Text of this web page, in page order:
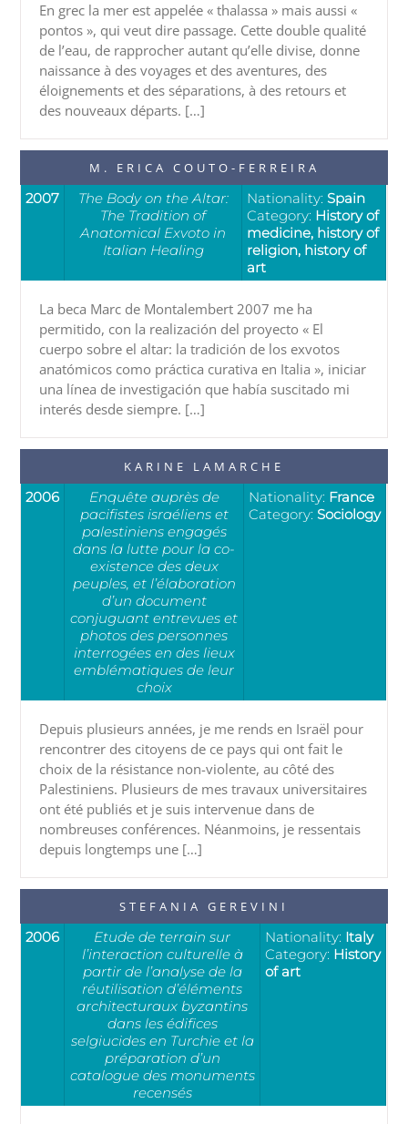
En grec la mer est appelée « thalassa » mais aussi «
pontos », qui veut dire passage. Cette double qualité
de l’eau, de rapprocher autant qu’elle divise, donne
naissance à des voyages et des aventures, des
éloignements et des séparations, à des retours et
des nouveaux départs. […]
M. ERICA COUTO-FERREIRA
2007
The Body on the Altar:
The Tradition of
Anatomical Exvoto in
Italian Healing
Nationality:Spain
Category: History of
medicine, history of
religion, history of
art
La beca Marc de Montalembert 2007 me ha
permitido, con la realización del proyecto « El
cuerpo sobre el altar: la tradición de los exvotos
anatómicos como práctica curativa en Italia », iniciar
una línea de investigación que había suscitado mi
interés desde siempre. […]
KARINE LAMARCHE
2006
Enquête auprès de
pacifistes israéliens et
palestiniens engagés
dans la lutte pour la co-
existence des deux
peuples, et l’élaboration
d’un document
conjuguant entrevues et
photos des personnes
interrogées en des lieux
emblématiques de leur
choix
Nationality: France
Category:Sociology
Depuis plusieurs années, je me rends en Israël pour
rencontrer des citoyens de ce pays qui ont fait le
choix de la résistance non-violente, au côté des
Palestiniens. Plusieurs de mes travaux universitaires
ont été publiés et je suis intervenue dans de
nombreuses conférences. Néanmoins, je ressentais
depuis longtemps une […]
STEFANIA GEREVINI
2006
Etude de terrain sur
l’interaction culturelle à
partir de l’analyse de la
réutilisation d’éléments
architecturaux byzantins
dans les édifices
selgiucides en Turchie et la
préparation d’un
catalogue des monuments
recensés
Nationality: Italy
Category: History
of art